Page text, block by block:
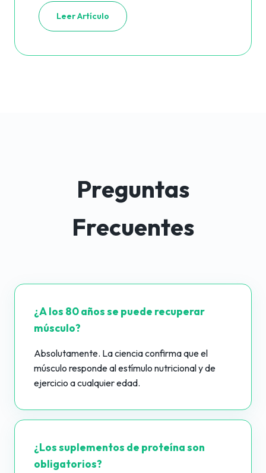
Leer Artículo
Preguntas
Frecuentes
¿A los 80 años se puede recuperar
músculo?
Absolutamente. La ciencia confirma que el
músculo responde al estímulo nutricional y de
ejercicio a cualquier edad.
¿Los suplementos de proteína son
obligatorios?